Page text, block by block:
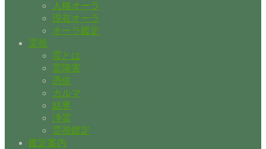
人格オーラ
現在オーラ
オーラ鑑定
霊視
霊とは
霊障害
憑依
カルマ
結界
浄霊
霊視鑑定
鑑定案内